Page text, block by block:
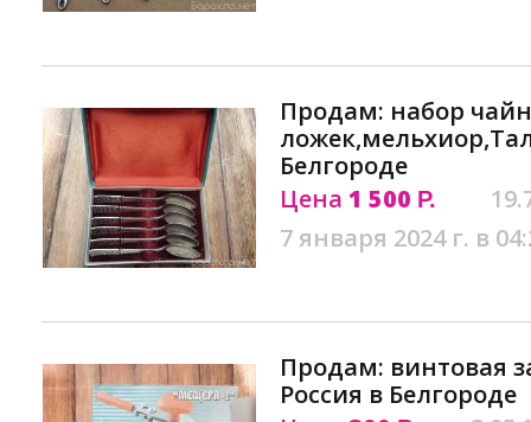
Продам: набор
Белгороде
Цена 1 500 Р.
7 января 2024 г. в
Продам: винтовая
Россия в Белгороде